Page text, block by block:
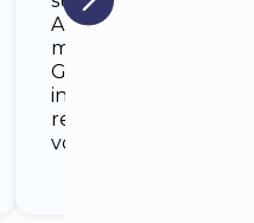
Além da qualidade
meu destaque vai
Gabriela, que foi
início ao fim. Está
recomendadíssima a
vocês!